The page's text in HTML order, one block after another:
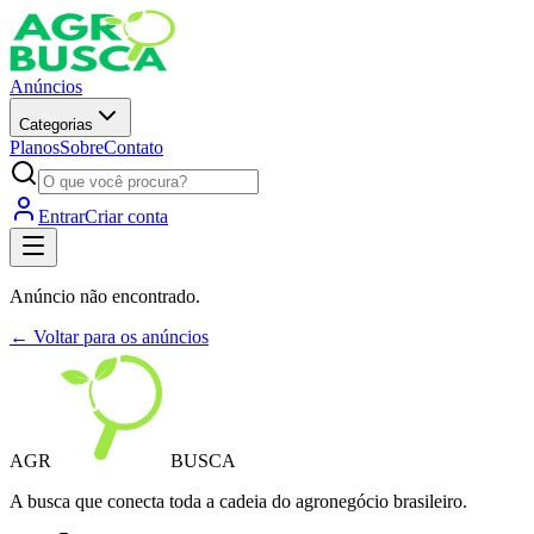
Anúncios
Categorias
PlanosSobreContato
EntrarCriar conta
Anúncio não encontrado.
← Voltar para os anúncios
AGR
BUSCA
A busca que conecta toda a cadeia do agronegócio brasileiro.